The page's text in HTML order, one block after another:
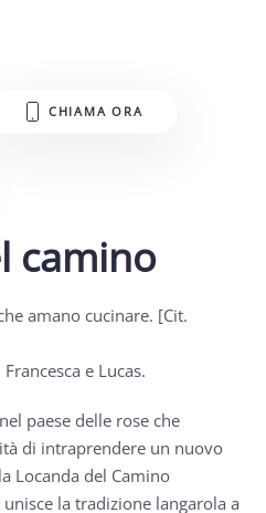
CHIAMA ORA
camino
amano cucinare. [Cit.
e Lucas.
paese delle rose che
di intraprendere un nuovo
Locanda del Camino
la tradizione langarola a